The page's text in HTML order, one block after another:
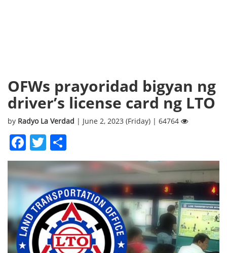
OFWs prayoridad bigyan ng
driver’s license card ng LTO
by Radyo La Verdad | June 2, 2023 (Friday) | 64764
Facebook
Twitter